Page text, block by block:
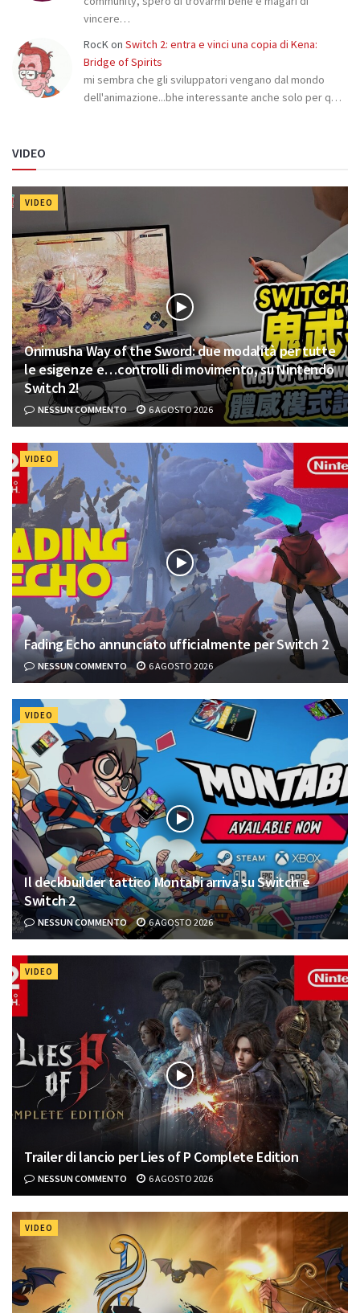
vincere…
RocKon Switch 2: entra e vinci una copia di Kena:
Bridge of Spirits
mi sembra che gli sviluppatori vengano dal mondo
dell'animazione...bhe interessante anche solo per q…
VIDEO
VIDEO
Onimusha Way of the Sword: due modalità per tutte
le esigenze e…controlli di movimento, su Nintendo
Switch 2!
NESSUN COMMENTO 6 AGOSTO 2026
VIDEO
Fading Echo annunciato ufficialmente per Switch 2
NESSUN COMMENTO 6 AGOSTO 2026
VIDEO
Il deckbuilder tattico Montabi arriva su Switch e
Switch 2
NESSUN COMMENTO 6 AGOSTO 2026
VIDEO
Trailer di lancio per Lies of P Complete Edition
NESSUN COMMENTO 6 AGOSTO 2026
VIDEO